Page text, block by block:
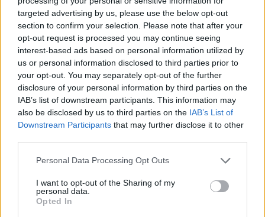
targeted advertising by us, please use the below opt-out
section to confirm your selection. Please note that after your
opt-out request is processed you may continue seeing
interest-based ads based on personal information utilized by
us or personal information disclosed to third parties prior to
your opt-out. You may separately opt-out of the further
disclosure of your personal information by third parties on the
IAB’s list of downstream participants. This information may
also be disclosed by us to third parties on the IAB’s List of
Downstream Participants that may further disclose it to other
Personal Data Processing Opt Outs
I want to opt-out of the Sharing of my
personal data.
Opted In